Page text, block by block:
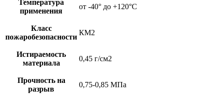
Температура
применения
от -40° до +120°С
Класс
пожаробезопасности
КМ2
Истираемость
материала
0,45 г/см2
Прочность на
разрыв
0,75-0,85 МПа